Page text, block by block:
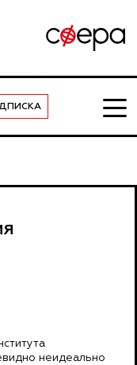
неидеально